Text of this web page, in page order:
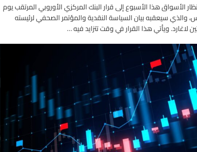
الأسواق هذا الأسبوع إلى قرار البنك المركزي الأوروبي المرتقب يوم
والذي سيعقبه بيان السياسة النقدية والمؤتمر الصحفي لرئيسته
لاغارد. ويأتي هذا القرار في وقت تتزايد فيه …